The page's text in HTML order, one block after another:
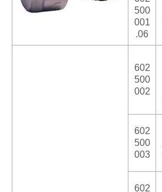
500
001
.06
602
500
002
602
500
003
602